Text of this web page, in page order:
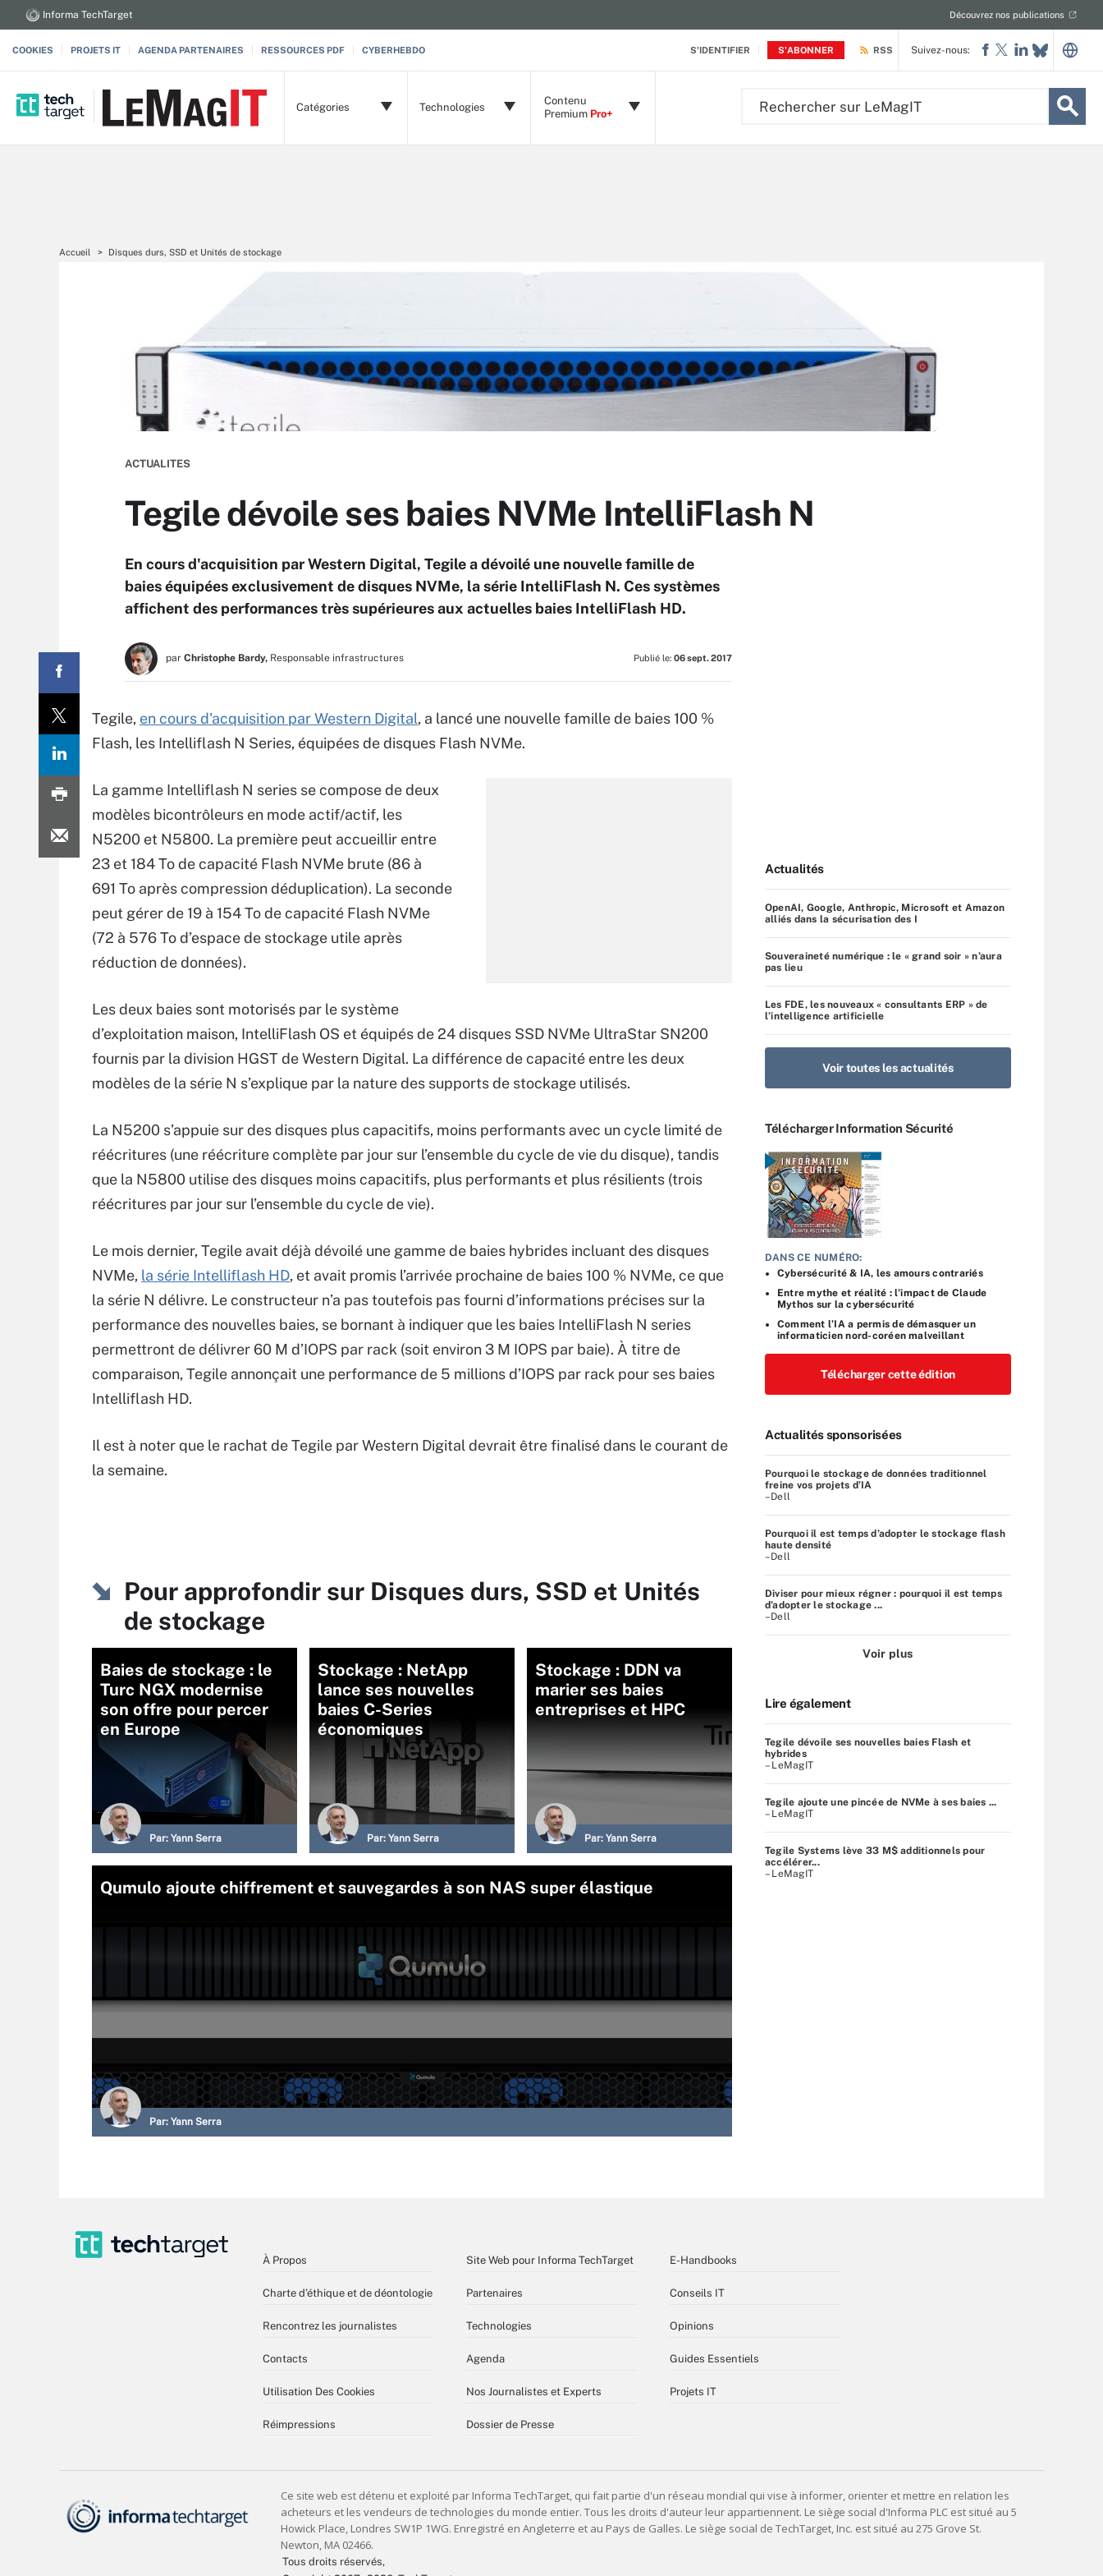
S'IDENTIFIER S'ABONNER
Informa TechTarget Découvrez nos publications
COOKIES PROJETS IT AGENDA PARTENAIRES RESSOURCES PDF CYBERHEBDO RSS
Catégories Technologies
Contenu
Premium Pro+
Suivez-nous:
Accueil Disques durs, SSD et Unités de stockage
ACTUALITES
Tegile dévoile ses baies NVMe IntelliFlash N
En cours d'acquisition par Western Digital, Tegile a dévoilé une nouvelle famille de
baies équipées exclusivement de disques NVMe, la série IntelliFlash N. Ces systèmes
affichent des performances très supérieures aux actuelles baies IntelliFlash HD.
par Christophe Bardy, Responsable infrastructures Publié le: 06 sept. 2017
Tegile, en cours d'acquisition par Western Digital, a lancé une nouvelle famille de baies 100 %
Flash, les Intelliflash N Series, équipées de disques Flash NVMe.
La gamme Intelliflash N series se compose de deux
modèles bicontrôleurs en mode actif/actif, les
N5200 et N5800. La première peut accueillir entre
23 et 184 To de capacité Flash NVMe brute (86 à
691 To après compression déduplication). La seconde
peut gérer de 19 à 154 To de capacité Flash NVMe
(72 à 576 To d’espace de stockage utile après
réduction de données).
Les deux baies sont motorisés par le système
d’exploitation maison, IntelliFlash OS et équipés de 24 disques SSD NVMe UltraStar SN200
fournis par la division HGST de Western Digital. La différence de capacité entre les deux
modèles de la série N s’explique par la nature des supports de stockage utilisés.
La N5200 s’appuie sur des disques plus capacitifs, moins performants avec un cycle limité de
réécritures (une réécriture complète par jour sur l’ensemble du cycle de vie du disque), tandis
que la N5800 utilise des disques moins capacitifs, plus performants et plus résilients (trois
réécritures par jour sur l’ensemble du cycle de vie).
Le mois dernier, Tegile avait déjà dévoilé une gamme de baies hybrides incluant des disques
NVMe, la série Intelliflash HD, et avait promis l’arrivée prochaine de baies 100 % NVMe, ce que
la série N délivre. Le constructeur n’a pas toutefois pas fourni d’informations précises sur la
performance des nouvelles baies, se bornant à indiquer que les baies IntelliFlash N series
permettront de délivrer 60 M d’IOPS par rack (soit environ 3 M IOPS par baie). À titre de
comparaison, Tegile annonçait une performance de 5 millions d’IOPS par rack pour ses baies
Intelliflash HD.
Il est à noter que le rachat de Tegile par Western Digital devrait être finalisé dans le courant de
la semaine.
Pour approfondir sur Disques durs, SSD et Unités
de stockage
Baies de stockage : le
Turc NGX modernise
son offre pour percer
en Europe
Par: Yann Serra
Stockage : NetApp
lance ses nouvelles
baies C-Series
économiques
Par: Yann Serra
Stockage : DDN va
marier ses baies
entreprises et HPC
Par: Yann Serra
Qumulo ajoute chiffrement et sauvegardes à son NAS super élastique
Par: Yann Serra
Actualités
OpenAI, Google, Anthropic, Microsoft et Amazon
alliés dans la sécurisation des I
Souveraineté numérique : le « grand soir » n’aura
pas lieu
Les FDE, les nouveaux « consultants ERP » de
l’intelligence artificielle
Voir toutes les actualités
Télécharger Information Sécurité
DANS CE NUMÉRO:
Cybersécurité & IA, les amours contrariés
Entre mythe et réalité : l’impact de Claude
Mythos sur la cybersécurité
Comment l’IA a permis de démasquer un
informaticien nord-coréen malveillant
Télécharger cette édition
Actualités sponsorisées
Pourquoi le stockage de données traditionnel
freine vos projets d’IA
–Dell
Pourquoi il est temps d’adopter le stockage flash
haute densité
–Dell
Diviser pour mieux régner : pourquoi il est temps
d’adopter le stockage ...
–Dell
Voir plus
Lire également
Tegile dévoile ses nouvelles baies Flash et
hybrides
– LeMagIT
Tegile ajoute une pincée de NVMe à ses baies ...
– LeMagIT
Tegile Systems lève 33 M$ additionnels pour
accélérer...
– LeMagIT
À Propos
Charte d’éthique et de déontologie
Rencontrez les journalistes
Contacts
Utilisation Des Cookies
Réimpressions
Site Web pour Informa TechTarget
Partenaires
Technologies
Agenda
Nos Journalistes et Experts
Dossier de Presse
E-Handbooks
Conseils IT
Opinions
Guides Essentiels
Projets IT
Tous droits réservés,